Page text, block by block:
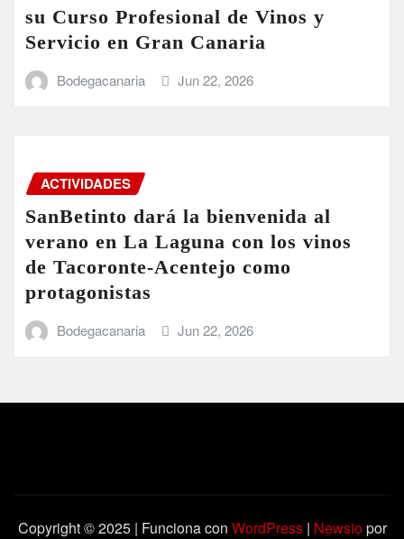
su Curso Profesional de Vinos y
Servicio en Gran Canaria
Bodegacanaria Jun 22, 2026
ACTIVIDADES
SanBetinto dará la bienvenida al
verano en La Laguna con los vinos
de Tacoronte-Acentejo como
protagonistas
Bodegacanaria Jun 22, 2026
Copyright © 2025 | Funciona con WordPress | Newsiopor